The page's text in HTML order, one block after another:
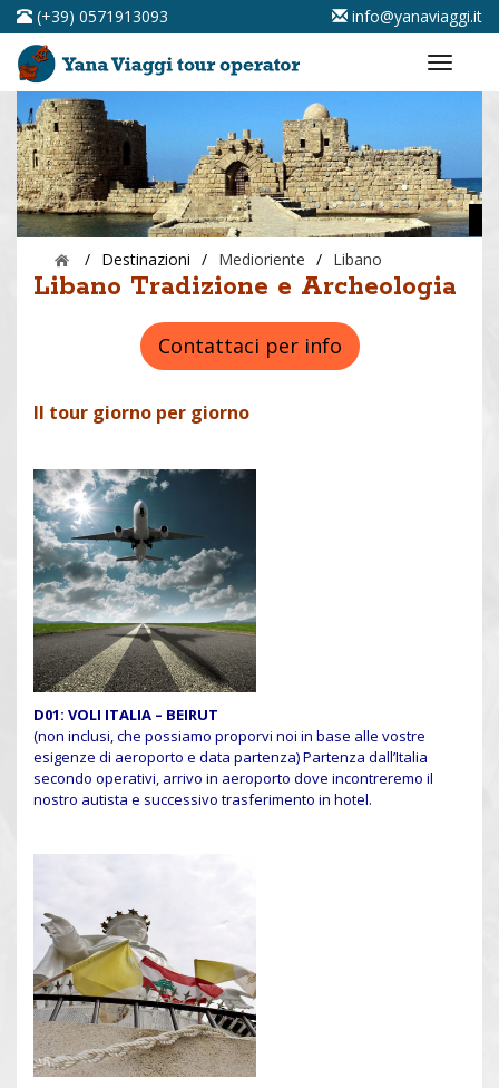
(+39) 0571913093 info@yanaviaggi.it
/ Destinazioni / Medioriente / Libano
Libano Tradizione e Archeologia
Contattaci per info
Il tour giorno per giorno
D01: VOLI ITALIA – BEIRUT
(non inclusi, che possiamo proporvi noi in base alle vostre
esigenze di aeroporto e data partenza) Partenza dall’Italia
secondo operativi, arrivo in aeroporto dove incontreremo il
nostro autista e successivo trasferimento in hotel.